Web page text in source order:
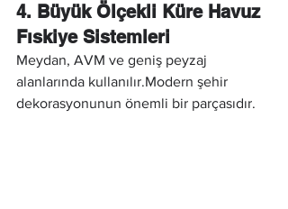
4. Büyük Ölçekli Küre Havuz
Fıskiye Sistemleri
Meydan, AVM ve geniş peyzaj
alanlarında kullanılır.Modern şehir
dekorasyonunun önemli bir parçasıdır.